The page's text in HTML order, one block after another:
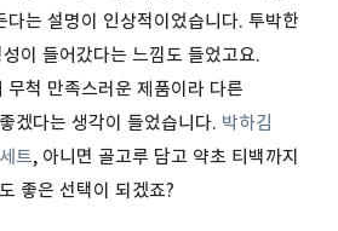
다는 설명이 인상적이었습니다. 투박한
이 들어갔다는 느낌도 들었고요.
무척 만족스러운 제품이라 다른
겠다는 생각이 들었습니다. 박하김
트, 아니면 골고루 담고 약초 티백까지
도 좋은 선택이 되겠죠?